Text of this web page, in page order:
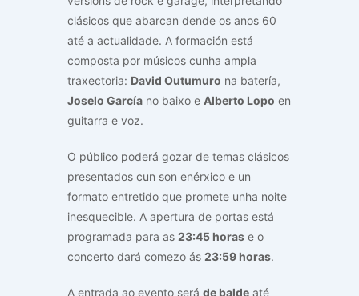
clásicos que abarcan dende os anos 60
até a actualidade. A formación está
composta por músicos cunha ampla
traxectoria: David Outumuro na batería,
Joselo García no baixo e Alberto Lopo en
guitarra e voz.
O público poderá gozar de temas clásicos
presentados cun son enérxico e un
formato entretido que promete unha noite
inesquecible. A apertura de portas está
programada para as 23:45 horas e o
concerto dará comezo ás 23:59 horas.
A entrada ao evento será de balde até